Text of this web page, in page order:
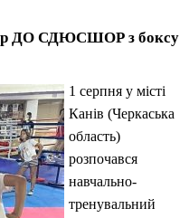
ДО СДЮСШОР з боксу
1 серпня у місті
Канів (Черкаська
область)
розпочався
навчально-
тренувальний